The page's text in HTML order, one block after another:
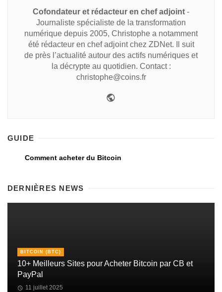
Cofondateur et rédacteur en chef adjoint -
Journaliste spécialiste de la transformation
numérique depuis 2005, Christophe a notamment
été rédacteur en chef adjoint chez ZDNet. Il suit
de près l’actualité autour des actifs numériques et
la décrypte au quotidien. Contact :
christophe@coins.fr
GUIDE
Comment acheter du Bitcoin
DERNIÈRES NEWS
BITCOIN (BTC)
10+ Meilleurs Sites pour Acheter Bitcoin par CB et
PayPal
11 juillet 2025